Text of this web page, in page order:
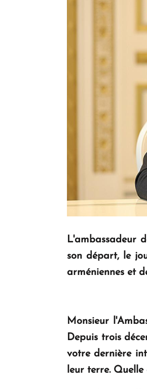
L'ambassadeur
son départ, le
arméniennes et
Monsieur
Depuis trois
votre dernière
leur terre.